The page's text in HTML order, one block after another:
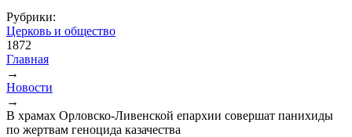
Рубрики:
Церковь и общество
1872
Вы здесь
Главная
→
Новости
→
В храмах Орловско-Ливенской епархии совершат панихиды
по жертвам геноцида казачества